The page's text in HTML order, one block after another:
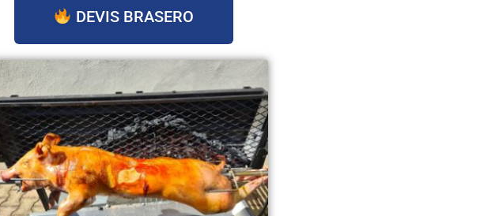
DEVIS BRASERO